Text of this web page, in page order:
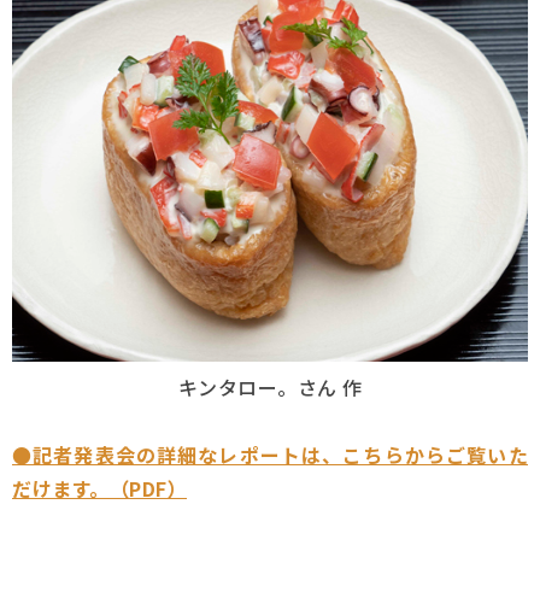
キンタロー。さん 作
●記者発表会の詳細なレポートは、こちらからご覧いた
だけます。（PDF）